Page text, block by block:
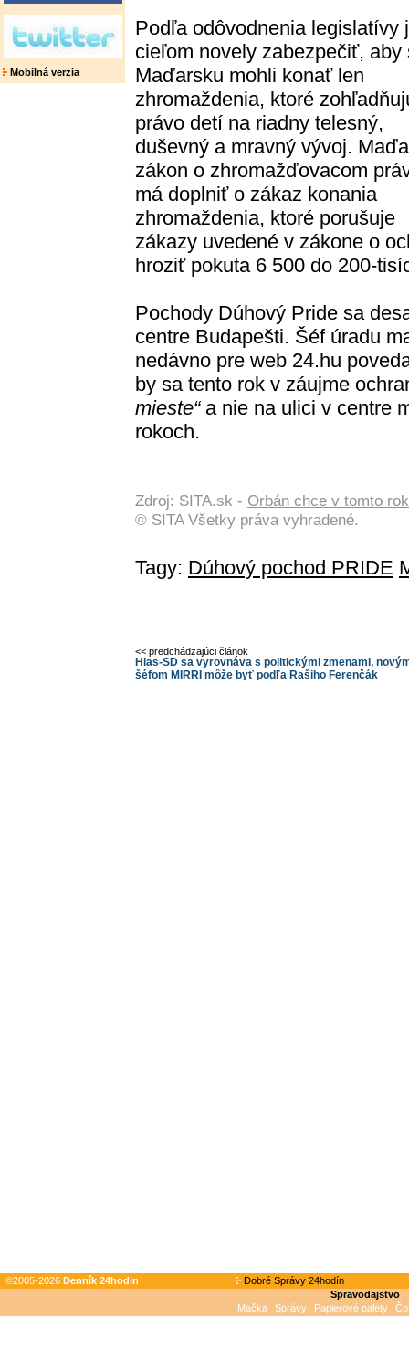
Mobilná verzia
Podľa odôvodnenia legislatívy
cieľom novely zabezpečiť, aby
Maďarsku mohli konať len
zhromaždenia, ktoré
právo detí na riadny telesný,
duševný a mravný vývoj.
zákon o zhromažďovacom
má doplniť o zákaz konania
zhromaždenia, ktoré porušuje
zákazy uvedené v zákone o
hroziť pokuta 6 500 do 200-
Pochody Dúhový Pride sa
centre Budapešti. Šéf úradu
nedávno pre web 24.hu
by sa tento rok v záujme
mieste“a nie na ulici v centre
rokoch.
Zdroj: SITA.sk - Orbán chce v tomto
© SITA Všetky práva vyhradené.
Tagy: Dúhový pochod PRIDE
<< predchádzajúci článok
Hlas-SD sa vyrovnáva s politickými zmenami,
šéfom MIRRI môže byť podľa Rašiho Ferenčák
©2005-2026 Denník 24hodin
Dobré Správy 24hodín
Spravodajstvo
Mačka
Správy Papierové palety